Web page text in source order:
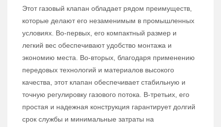
Этот газовый клапан обладает рядом преимуществ,
которые делают его незаменимым в промышленных
условиях. Во-первых, его компактный размер и
легкий вес обеспечивают удобство монтажа и
экономию места. Во-вторых, благодаря применению
передовых технологий и материалов высокого
качества, этот клапан обеспечивает стабильную и
точную регулировку газового потока. В-третьих, его
простая и надежная конструкция гарантирует долгий
срок службы и минимальные затраты на